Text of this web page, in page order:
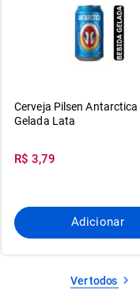
Cerveja Pilsen
Gelada Lata
R$ 3,79
Adicionar
Ver todos